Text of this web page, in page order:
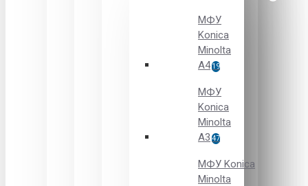
МФУ
Konica
Minolta
A419
МФУ
Konica
Minolta
A3 47
МФУ Konica
Minolta